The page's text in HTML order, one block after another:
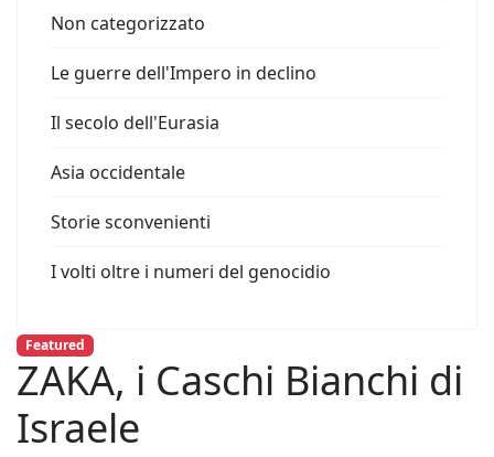
Non categorizzato
Le guerre dell'Impero in declino
Il secolo dell'Eurasia
Asia occidentale
Storie sconvenienti
I volti oltre i numeri del genocidio
Featured
ZAKA, i Caschi Bianchi di
Israele